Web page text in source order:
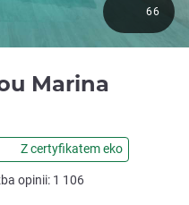
Marina
Z certyfikatem eko
opinii: 1 106
66